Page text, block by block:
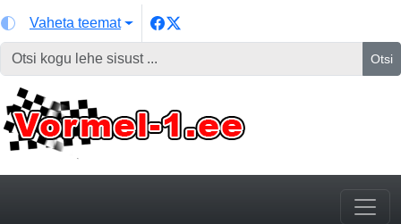
Vaheta teemat
Otsi